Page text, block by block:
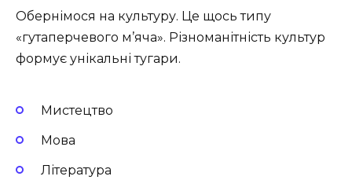
Обернімося на культуру. Це щось типу
«гутаперчевого м’яча». Різноманітність культур
формує унікальні тугари.
Мистецтво
Мова
Література